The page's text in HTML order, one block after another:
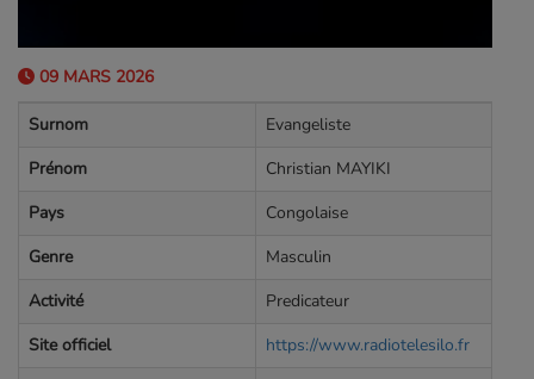
09 MARS 2026
Surnom
Evangeliste
Prénom
Christian MAYIKI
Pays
Congolaise
Genre
Masculin
Activité
Predicateur
Site officiel
https://www.radiotelesilo.fr